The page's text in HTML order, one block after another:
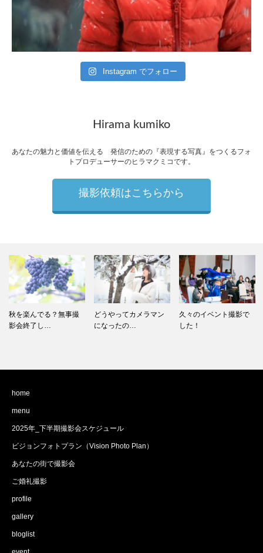
Instagram でフォロー
Hirama kumiko
あなたの魅力と価値を伝える 発信のための『表現する写真』をつくるフォ
トプロデューサーのヒラマクミコです。
撮影依頼はこちらから
どうやってカメラマン
になったの…
久々のイベント撮影で
した！
今年度最後のプロフィ
ール撮影会…
home
menu
2025年_下半期撮影会スケジュール
ビジョンフォトプラン（Vision Photo Plan）
あなたの街で撮影会
ご婚礼撮影
profile
gallery
bloglist